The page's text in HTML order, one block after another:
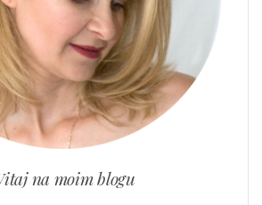
na moim blogu